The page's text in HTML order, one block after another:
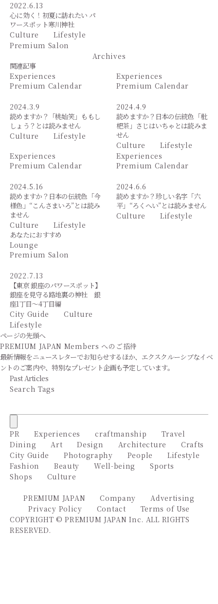
2022.6.13
心に効く！初夏に訪れたい パ
ワースポット寒川神社
Culture
Lifestyle
Premium Salon
Archives
関連記事
Experiences
Premium Calendar
2024.3.9
読めますか？「桃始笑」ももし
しょう？とは読みません
Culture
Lifestyle
Experiences
Premium Calendar
2024.4.9
読めますか？日本の伝統色「枇
杷茶」さじはいちゃとは読みま
せん
Culture
Lifestyle
Experiences
Premium Calendar
2024.5.16
読めますか？日本の伝統色「今
様色」“こんさまいろ”とは読み
ません
Culture
Lifestyle
Experiences
Premium Calendar
2024.6.6
読めますか？珍しい名字「六
平」“ろくへい”とは読みません
Culture
Lifestyle
あなたにおすすめ
Lounge
Premium Salon
2022.7.13
【東京 銀座のパワースポット】
銀座を見守る路地裏の神社 銀
座1丁目～4丁目編
City Guide
Culture
Lifestyle
ページの先頭へ
PREMIUM JAPAN Members へのご招待
最新情報をニュースレターでお知らせするほか、エクスクルーシブなイベ
ントのご案内や、特別なプレゼント企画も予定しています。
Past Articles
Search Tags
PR Experiences craftmanship
Travel
Dining
Art Design Architecture
Crafts
City Guide
Photography People
Lifestyle
Fashion
Beauty Well-being
Sports
Shops
Culture
PREMIUM JAPAN Company
Advertising
Privacy Policy
Contact
Terms of Use
COPYRIGHT © PREMIUM JAPAN Inc. ALL RIGHTS
RESERVED.